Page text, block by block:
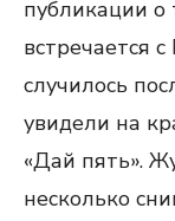
публикации о
встречается
случилось
увидели на
«Дай пять».
несколько